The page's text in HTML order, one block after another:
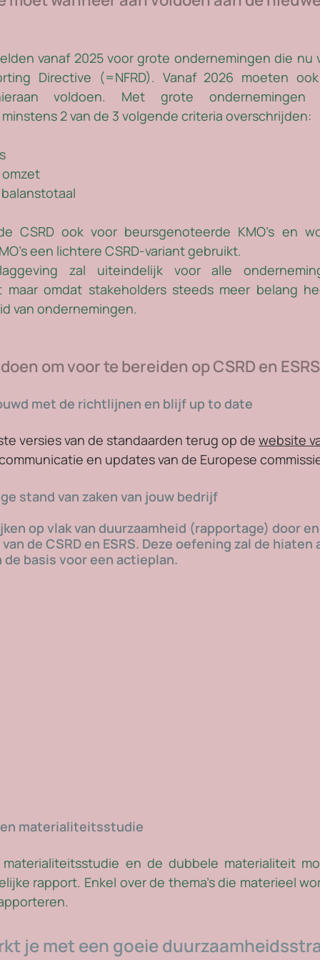
vanaf 2025 voor grote ondernemingen die nu
Directive (=NFRD). Vanaf 2026 moeten
voldoen. Met grote ondernemingen
2 van de 3 volgende criteria overschrijden:
CSRD ook voor beursgenoteerde KMO’s en
een lichtere CSRD-variant gebruikt.
zal uiteindelijk voor alle
maar omdat stakeholders steeds meer belang
van ondernemingen.
om voor te bereiden op CSRD en
met de richtlijnen en blijf up to date
versies van de standaarden terug op de website
en updates van de Europese
stand van zaken van jouw bedrijf
op vlak van duurzaamheid (rapportage) door
de CSRD en ESRS. Deze oefening zal de
basis voor een actieplan.
materialiteitsstudie
en de dubbele materialiteit
rapport. Enkel over de thema’s die materieel
je met een goeie